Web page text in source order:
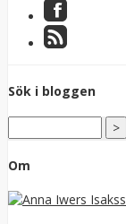
Sök i bloggen
Om